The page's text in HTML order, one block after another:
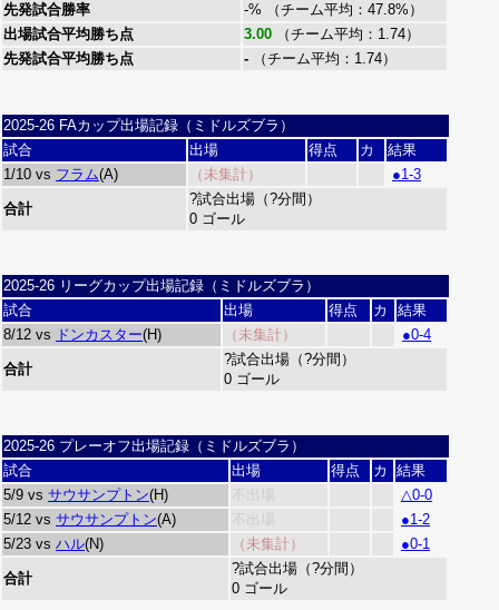
先発試合勝率
-% （チーム平均：47.8%）
出場試合平均勝ち点
3.00 （チーム平均：1.74）
先発試合平均勝ち点
- （チーム平均：1.74）
2025-26 FAカップ出場記録（ミドルズブラ）
試合
出場 得点 カ
結果
1/10 vs フラム(A) （未集計） ●1-3
合計
?試合出場（?分間）
0 ゴール
2025-26 リーグカップ出場記録（ミドルズブラ）
試合
出場 得点 カ
結果
8/12 vs ドンカスター(H) （未集計） ●0-4
合計
?試合出場（?分間）
0 ゴール
2025-26 プレーオフ出場記録（ミドルズブラ）
試合
出場 得点 カ
結果
5/9 vs サウサンプトン(H) 不出場
△0-0
5/12 vs サウサンプトン(A) 不出場
●1-2
5/23 vs ハル(N) （未集計） ●0-1
合計
?試合出場（?分間）
0 ゴール